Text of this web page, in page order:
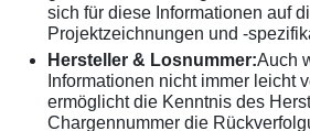
sich für diese Informationen auf
Projektzeichnungen und -
Hersteller & Losnummer:Auch
Informationen nicht immer leicht
ermöglicht die Kenntnis des
Chargennummer die